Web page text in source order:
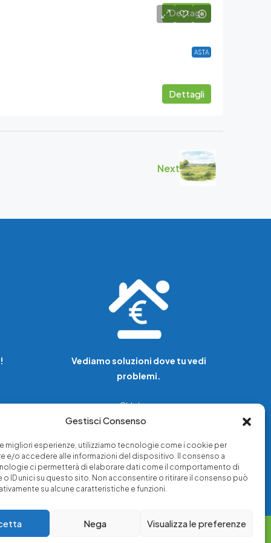
Gestisci Consenso
migliori esperienze, utilizziamo tecnologie come i cookie per
e/o accedere alle informazioni del dispositivo. Il consenso a
ci permetterà di elaborare dati come il comportamento di
o ID unici su questo sito. Non acconsentire o ritirare il consenso può
su alcune caratteristiche e funzioni.
Nega Visualizza le preferenze
Dettagli
ASTA
Dettagli
Next
Vediamo soluzioni dove tu vedi
problemi.
Chi siamo
Servizi di tutela legale
Richiedi una consulenza